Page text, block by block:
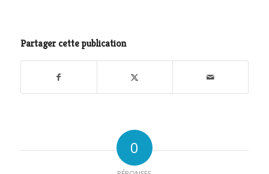
Partager cette publication
0